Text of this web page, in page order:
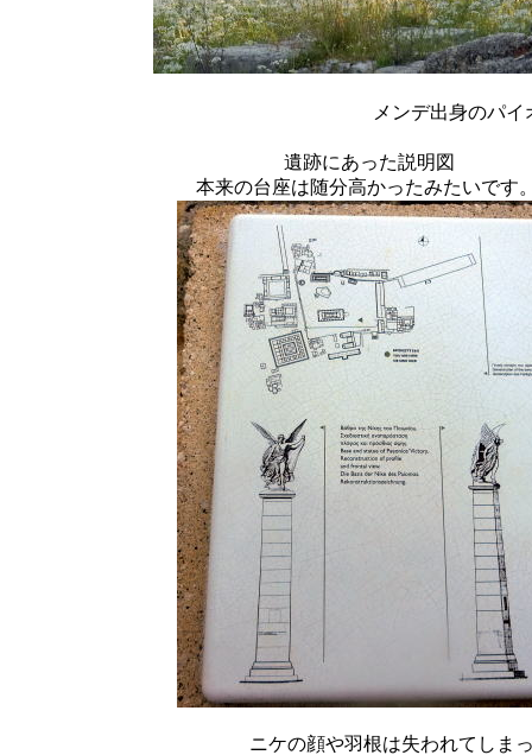
メンデ出身のパ
遺跡にあった説明図
本来の台座は随分高かったみたいです
ニケの顔や羽根は失われてしま